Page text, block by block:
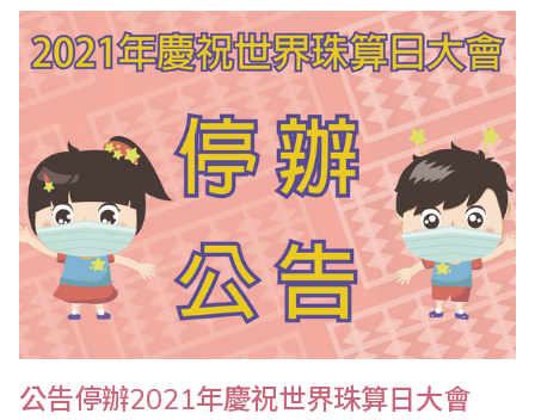
算日」，共同凝聚珠算界向心力，提振珠心算學習風氣，促進珠算
心算事業發展。緣此，台灣省商業會於每年8月聯合海內外珠算團體
舉辦慶祝世界珠算日大會，並舉辦心算比賽、珠..
公告停辦2021年慶祝世界珠算日大會